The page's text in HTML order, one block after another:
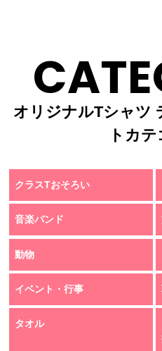
オリジナルTシャツ
トカ
クラスTおそろい
音楽バンド
動物
イベント・行事
タオル